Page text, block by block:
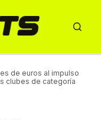
de euros al impulso
clubes de categoría